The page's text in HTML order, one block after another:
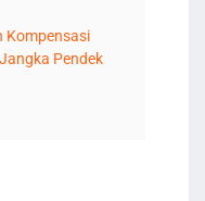
Kompensasi
Pendek